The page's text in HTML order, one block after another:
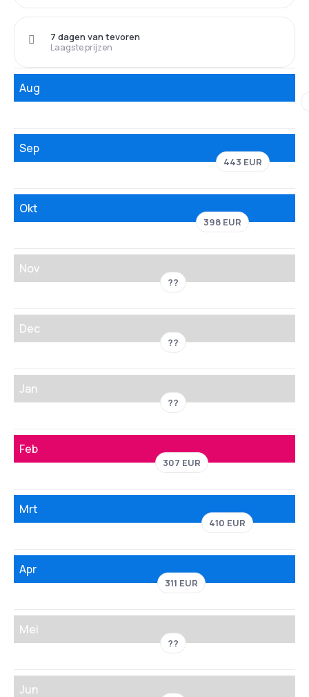
Laagste prijzen
7 dagen van tevoren
Aug
Sep
443 EUR
Okt
398 EUR
Nov
??
Dec
??
Jan
??
Feb
307 EUR
Mrt
410 EUR
Apr
311 EUR
Mei
??
Jun